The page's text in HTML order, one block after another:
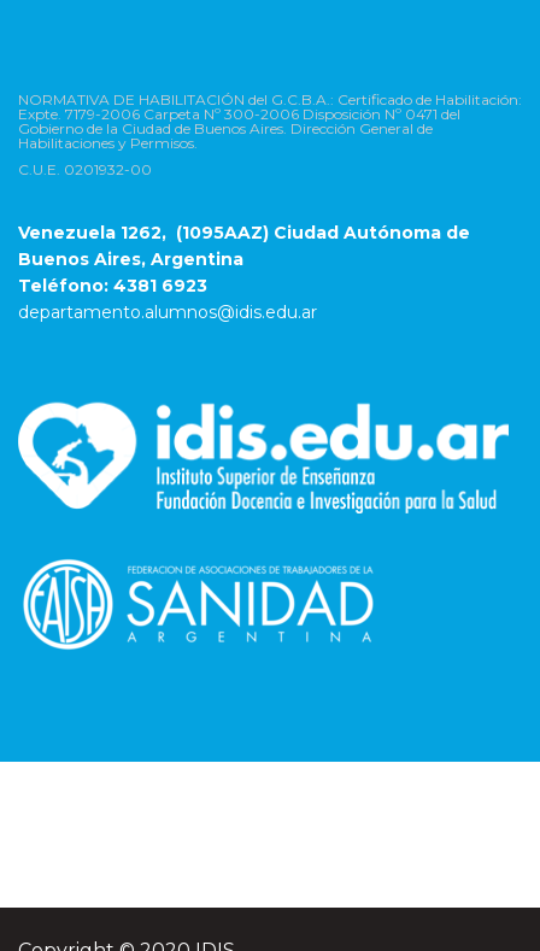
NORMATIVA DE HABILITACIÓN del G.C.B.A.: Certificado de Habilitación:
Expte. 7179-2006 Carpeta Nº 300-2006 Disposición Nº 0471 del
Gobierno de la Ciudad de Buenos Aires. Dirección General de
Habilitaciones y Permisos.
C.U.E. 0201932-00
Venezuela 1262, (1095AAZ) Ciudad Autónoma de
Buenos Aires, Argentina
Teléfono: 4381 6923
departamento.alumnos@idis.edu.ar